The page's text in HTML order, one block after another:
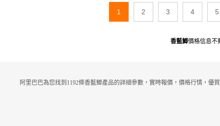
1 2 3 4 5
香藍鯽價格信息不
阿里巴巴為您找到1192條香藍鯽產品的詳細參數，實時報價，價格行情，優